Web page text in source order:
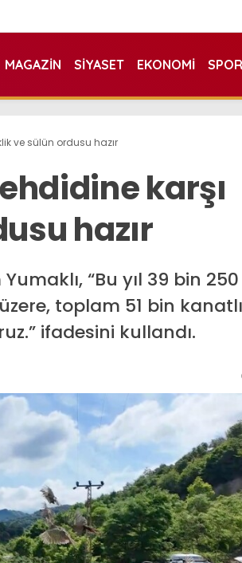
MAGAZIN SIYASET EKONOMI SPOR
ve sülün ordusu hazır
karşı
hazır
“Bu yıl 39 bin 250
toplam 51 bin
ifadesini kullandı.